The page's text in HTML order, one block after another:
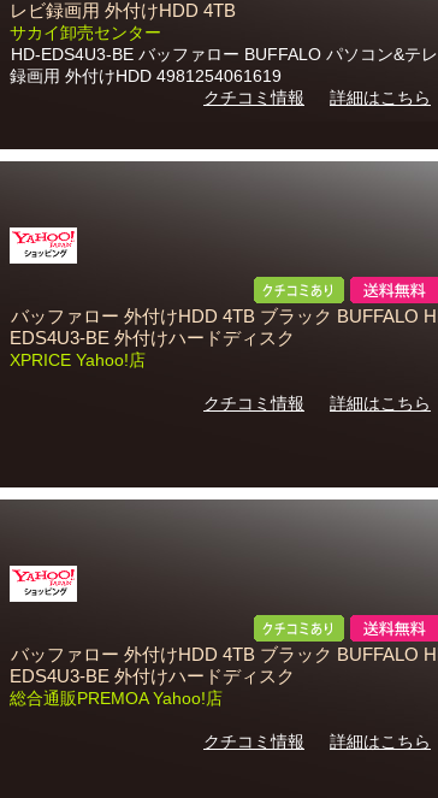
レビ録画用 外付けHDD 4TB
サカイ卸売センター
HD-EDS4U3-BE バッファロー BUFFALO パソコン&テ
録画用 外付けHDD 4981254061619
クチコミ情報
詳細はこちら
バッファロー 外付けHDD 4TB ブラック BUFFALO
EDS4U3-BE 外付けハードディスク
XPRICE Yahoo!店
クチコミ情報 詳細はこちら
バッファロー 外付けHDD 4TB ブラック BUFFALO
EDS4U3-BE 外付けハードディスク
総合通販PREMOA Yahoo!店
クチコミ情報 詳細はこちら